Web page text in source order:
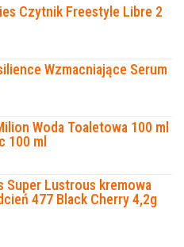
Czytnik Freestyle Libre 2
Wzmacniające Serum
Woda Toaletowa 100 ml
100 ml
Super Lustrous kremowa
477 Black Cherry 4,2g